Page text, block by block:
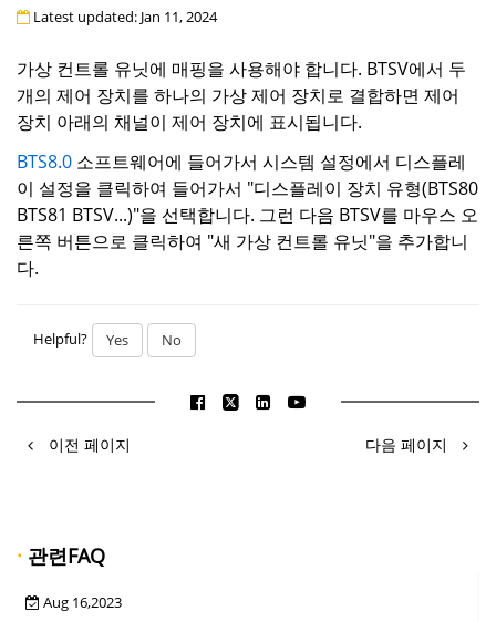
Latest updated: Jan 11, 2024
가상 컨트롤 유닛에 매핑을 사용해야 합니다. BTSV에서 두
개의 제어 장치를 하나의 가상 제어 장치로 결합하면 제어
장치 아래의 채널이 제어 장치에 표시됩니다.
BTS8.0 소프트웨어에 들어가서 시스템 설정에서 디스플레
이 설정을 클릭하여 들어가서 "디스플레이 장치 유형(BTS80
BTS81 BTSV...)"을 선택합니다. 그런 다음 BTSV를 마우스 오
른쪽 버튼으로 클릭하여 "새 가상 컨트롤 유닛"을 추가합니
다.
Helpful? Yes No
이전 페이지 다음 페이지
· 관련FAQ
Aug 16,2023